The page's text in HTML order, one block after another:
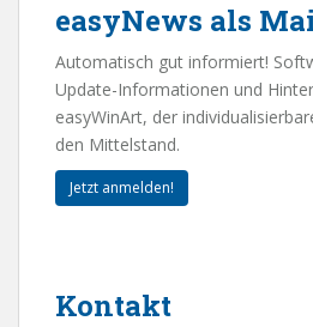
easyNews als
Automatisch gut informiert!
Update-Informationen und
easyWinArt, der
den Mittelstand.
Jetzt anmelden!
Kontakt